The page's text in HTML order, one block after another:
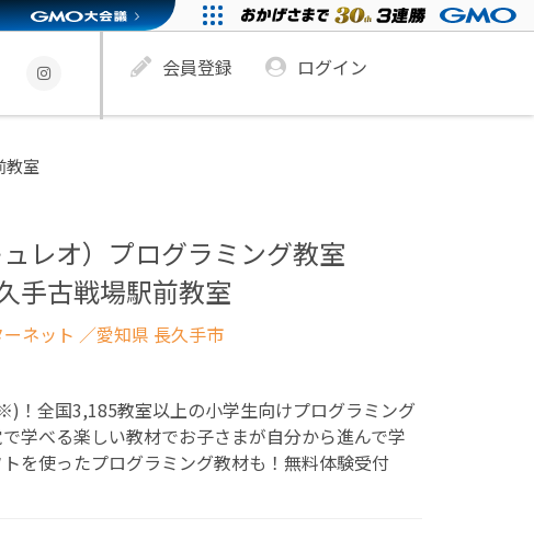
会員登録 ログイン
教室
レオ）プログラミング教室
手古戦場駅前教室
ネット ／愛知県 長久手市
！全国3,185教室以上の小学生向けプログラミング
学べる楽しい教材でお子さまが自分から進んで学
を使ったプログラミング教材も！無料体験受付